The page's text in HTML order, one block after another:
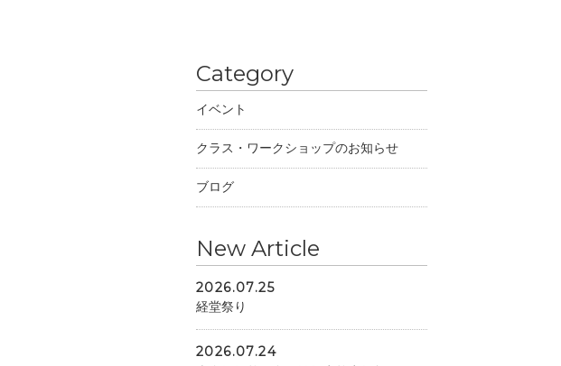
Category
イベント
クラス・ワークショップのお知らせ
ブログ
New Article
2026.07.25
経堂祭り
2026.07.24